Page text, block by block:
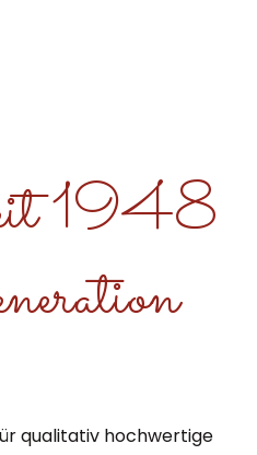
1948
You!
qualitativ hochwertige